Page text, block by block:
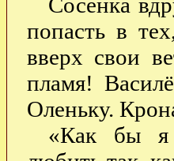
попасть в
вверх свои
пламя!
Оленьку.
«Как бы я